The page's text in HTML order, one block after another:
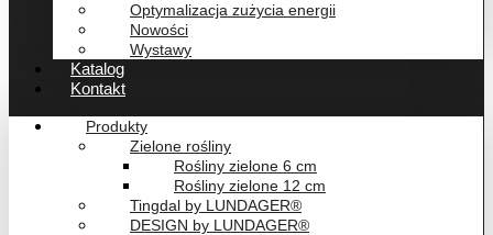
Optymalizacja zużycia energii
Nowości
Wystawy
Katalog
Kontakt
Produkty
Zielone rośliny
Rośliny zielone 6 cm
Rośliny zielone 12 cm
Tingdal by LUNDAGER®
DESIGN by LUNDAGER®